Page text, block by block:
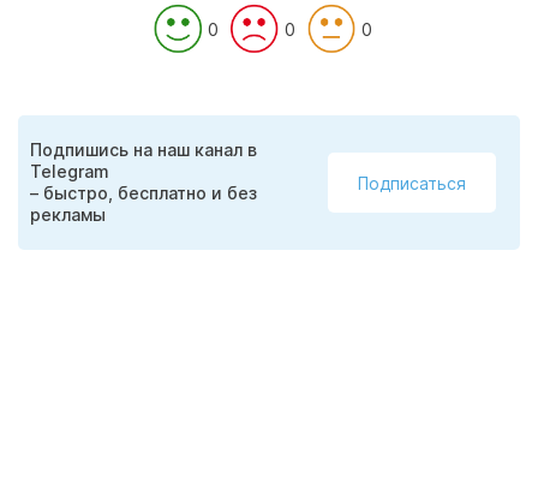
0 0 0
Подпишись на наш канал в
Telegram
– быстро, бесплатно и без
рекламы
Подписаться